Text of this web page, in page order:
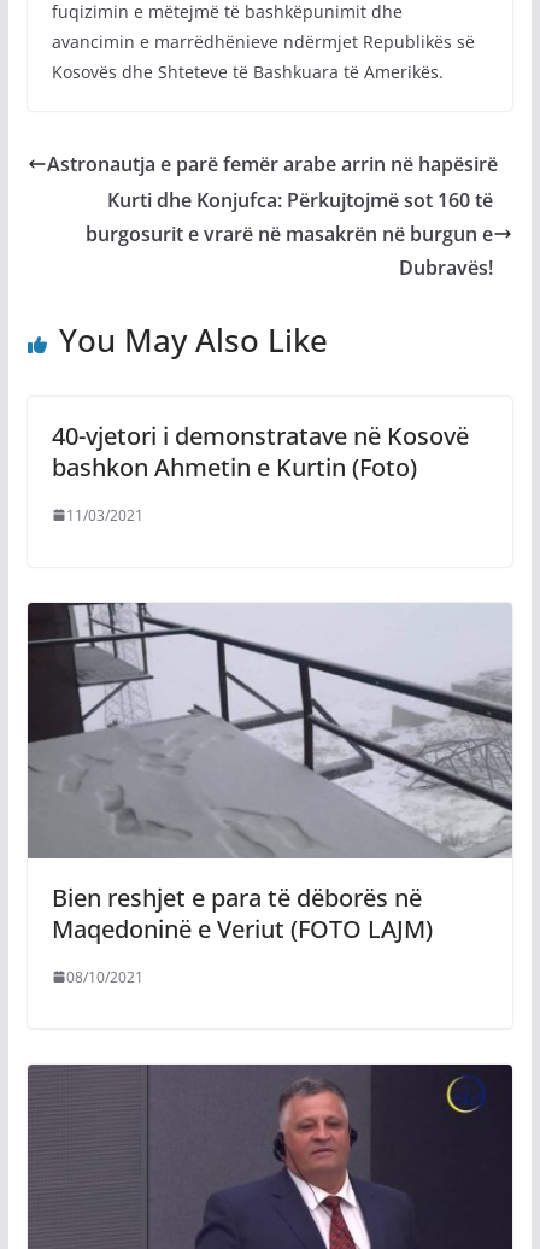
fuqizimin e mëtejmë të bashkëpunimit dhe
avancimin e marrëdhënieve ndërmjet Republikës së
Kosovës dhe Shteteve të Bashkuara të Amerikës.
Astronautja e parë femër arabe arrin në hapësirë
Kurti dhe Konjufca: Përkujtojmë sot 160 të
burgosurit e vrarë në masakrën në burgun e
Dubravës!
You May Also Like
40-vjetori i demonstratave në Kosovë
bashkon Ahmetin e Kurtin (Foto)
11/03/2021
Bien reshjet e para të dëborës në
Maqedoninë e Veriut (FOTO LAJM)
08/10/2021